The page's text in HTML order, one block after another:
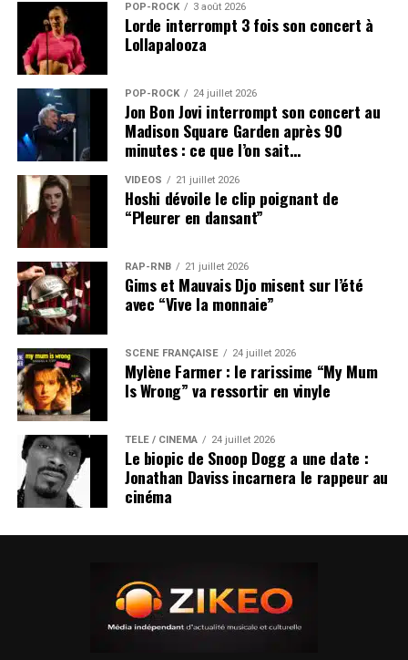
POP-ROCK 3 août 2026
Lorde interrompt 3 fois son concert à
Lollapalooza
POP-ROCK 24 juillet 2026
Jon Bon Jovi interrompt son concert au
Madison Square Garden après 90
minutes : ce que l’on sait…
VIDEOS 21 juillet 2026
Hoshi dévoile le clip poignant de
“Pleurer en dansant”
RAP-RNB 21 juillet 2026
Gims et Mauvais Djo misent sur l’été
avec “Vive la monnaie”
SCÈNE FRANÇAISE 24 juillet 2026
Mylène Farmer : le rarissime “My Mum
Is Wrong” va ressortir en vinyle
TÉLÉ / CINÉMA 24 juillet 2026
Le biopic de Snoop Dogg a une date :
Jonathan Daviss incarnera le rappeur au
cinéma